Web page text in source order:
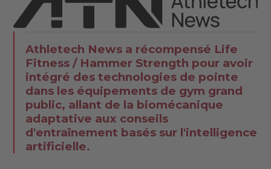
Athletech News a récompensé Life
Fitness / Hammer Strength pour avoir
intégré des technologies de pointe
dans les équipements de gym grand
public, allant de la biomécanique
adaptative aux conseils
d'entraînement basés sur l'intelligence
artificielle.